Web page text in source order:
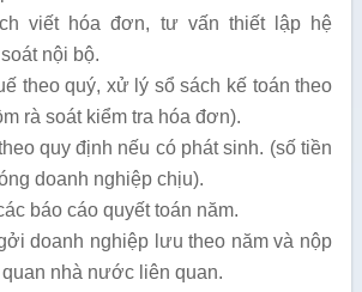
viết hóa đơn, tư vấn thiết lập hệ
nội bộ.
theo quý, xử lý sổ sách kế toán theo
rà soát kiểm tra hóa đơn).
quy định nếu có phát sinh. (số tiền
doanh nghiệp chịu).
báo cáo quyết toán năm.
doanh nghiệp lưu theo năm và nộp
nhà nước liên quan.